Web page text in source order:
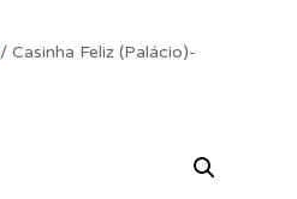
/ Casinha Feliz (Palácio)-